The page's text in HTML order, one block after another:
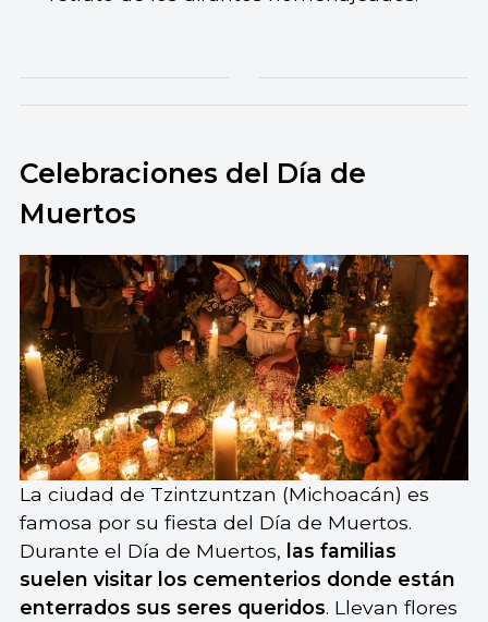
Celebraciones del Día de
Muertos
La ciudad de Tzintzuntzan (Michoacán) es
famosa por su fiesta del Día de Muertos.
Durante el Día de Muertos, las familias
suelen visitar los cementerios donde están
enterrados sus seres queridos. Llevan flores